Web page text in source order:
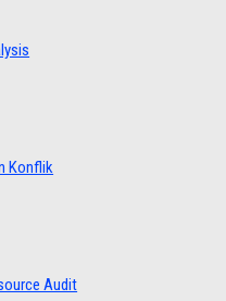
Konflik
Audit